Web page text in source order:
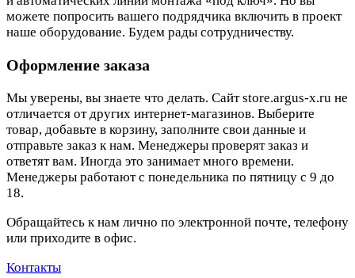
можете попросить вашего подрядчика включить в проект
наше оборудование. Будем рады сотрудничеству.
Оформление заказа
Мы уверены, вы знаете что делать. Сайт store.argus-x.ru не
отличается от других интернет-магазинов. Выберите
товар, добавьте в корзину, заполните свои данные и
отправьте заказ к нам. Менеджеры проверят заказ и
ответят вам. Иногда это занимает много времени.
Менеджеры работают с понедельника по пятницу с 9 до
18.
Обращайтесь к нам лично по электронной почте, телефону
или приходите в офис.
Контакты